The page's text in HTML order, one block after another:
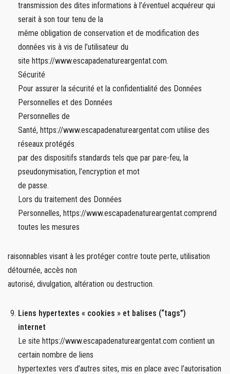
transmission des dites informations à l’éventuel acquéreur qui
serait à son tour tenu de la
même obligation de conservation et de modification des
données vis à vis de l’utilisateur du
site https://www.escapadenatureargentat.com.
Sécurité
Pour assurer la sécurité et la confidentialité des Données
Personnelles et des Données
Personnelles de
Santé, https://www.escapadenatureargentat.com utilise des
réseaux protégés
par des dispositifs standards tels que par pare-feu, la
pseudonymisation, l’encryption et mot
de passe.
Lors du traitement des Données
Personnelles, https://www.escapadenatureargentat.comprend
toutes les mesures
raisonnables visant à les protéger contre toute perte, utilisation
détournée, accès non
autorisé, divulgation, altération ou destruction.
Liens hypertextes « cookies » et balises (“tags”)
internet
Le site https://www.escapadenatureargentat.com contient un
certain nombre de liens
hypertextes vers d’autres sites, mis en place avec l’autorisation